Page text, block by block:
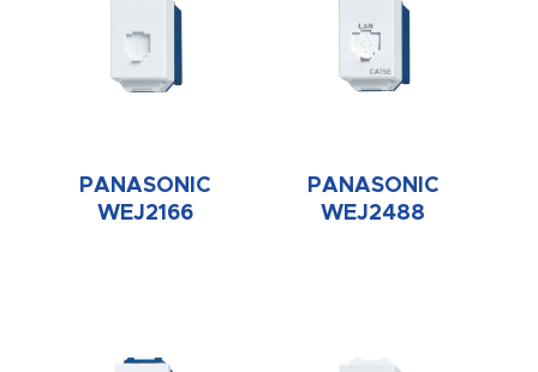
PANASONIC
WEJ2166
PANASONIC
WEJ2488